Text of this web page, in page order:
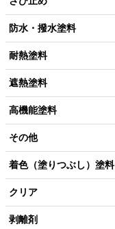
防水・撥水塗料
耐熱塗料
遮熱塗料
高機能塗料
その他
着色（塗りつぶし）塗料
クリア
剥離剤